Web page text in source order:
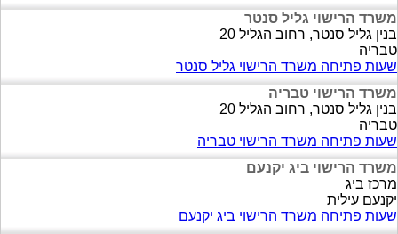
משרד הרישוי גליל סנטר
בנין גליל סנטר, רחוב הגליל 20
טבריה
שעות פתיחה משרד הרישוי גליל סנטר
משרד הרישוי טבריה
בנין גליל סנטר, רחוב הגליל 20
טבריה
שעות פתיחה משרד הרישוי טבריה
משרד הרישוי ביג יקנעם
מרכז ביג
יקנעם עילית
שעות פתיחה משרד הרישוי ביג יקנעם